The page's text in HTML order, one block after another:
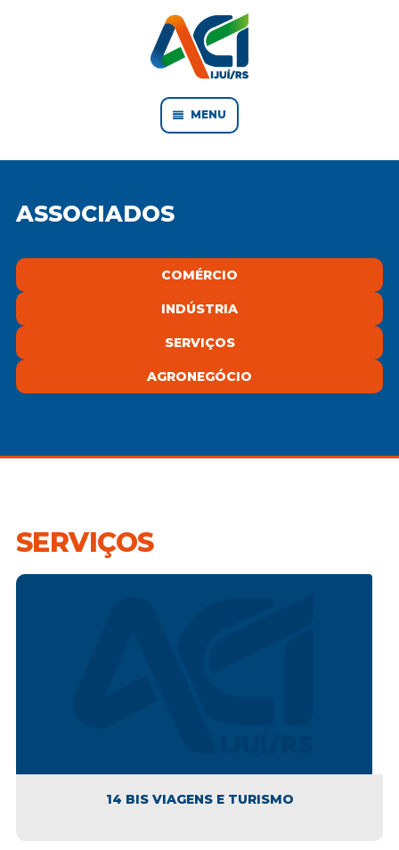
MENU
ASSOCIADOS
COMÉRCIO
INDÚSTRIA
SERVIÇOS
AGRONEGÓCIO
SERVIÇOS
14 BIS VIAGENS E TURISMO